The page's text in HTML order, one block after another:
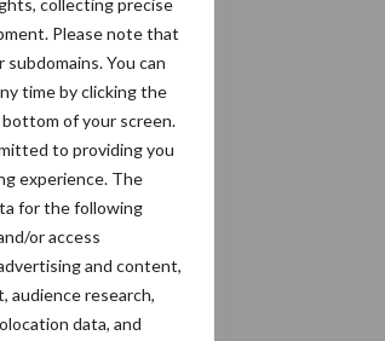
collecting precise
Please note that
You can
time by clicking the
of your screen.
to providing you
experience. The
for the following
or access
and content,
audience research,
data, and
én financieel
stikstofbindende
slechts de eco-
2023 t/m 2025,